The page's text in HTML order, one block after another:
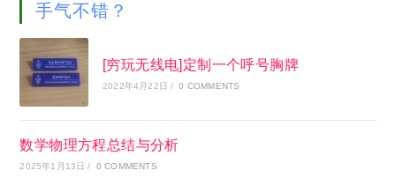
手气不错？
[穷玩无线电]定制一个呼号胸牌
2022年4月22日 / 0 COMMENTS
数学物理方程总结与分析
2025年1月13日 / 0 COMMENTS